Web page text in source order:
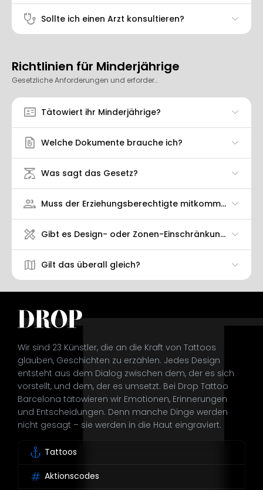
stethoscope Sollte ich einen Arzt konsultieren?
Richtlinien für Minderjährige
Gesetzliche Anforderungen und erforderliche Dokumente für Minderjährige.
id_card Tätowiert ihr Minderjährige?
file_present Welche Dokumente brauche ich?
scale Was sagt das Gesetz?
group Muss der Erziehungsberechtigte mitkommen?
design_services Gibt es Design- oder Zonen-Einschränkungen?
map Gilt das überall gleich?
Wir sind 23 Künstler, die an die Kraft von Tattoos
glauben, Geschichten zu erzählen. Jedes Design
entsteht aus dem Dialog zwischen dem, der es sich
vorstellt, und dem, der es umsetzt. Bei Drop Tattoo
Barcelona tätowieren wir Emotionen, Erinnerungen
und Entscheidungen. Denn manche Dinge werden
nicht gesagt – sie werden in die Haut eingraviert.
anchor Tattoos
tag Aktionscodes